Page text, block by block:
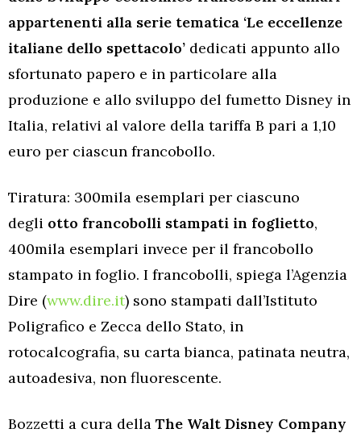
appartenenti alla serie tematica ‘Le eccellenze
italiane dello spettacolo’ dedicati appunto allo
sfortunato papero e in particolare alla
produzione e allo sviluppo del fumetto Disney in
Italia, relativi al valore della tariffa B pari a 1,10
euro per ciascun francobollo.
Tiratura: 300mila esemplari per ciascuno
degli otto francobolli stampati in foglietto,
400mila esemplari invece per il francobollo
stampato in foglio. I francobolli, spiega l’Agenzia
Dire (www.dire.it) sono stampati dall’Istituto
Poligrafico e Zecca dello Stato, in
rotocalcografia, su carta bianca, patinata neutra,
autoadesiva, non fluorescente.
Bozzetti a cura della The Walt Disney Company